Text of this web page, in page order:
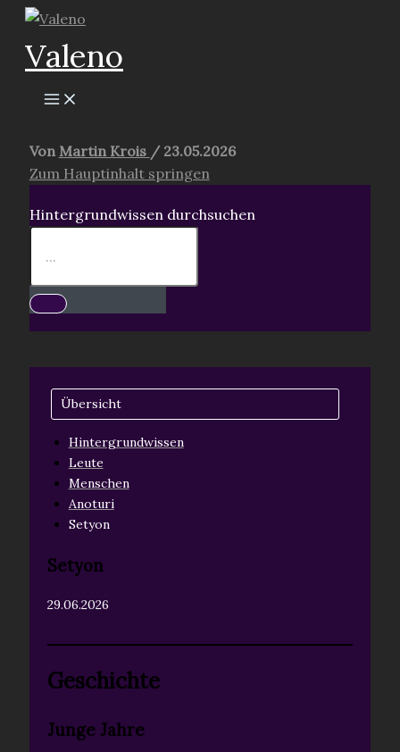
Zum
Inhalt
springen
Valeno
Von Martin Krois / 23.05.2026
Zum Hauptinhalt springen
Hintergrundwissen durchsuchen
Übersicht
Hintergrundwissen
Leute
Menschen
Anoturi
Setyon
Setyon
29.06.2026
Geschichte
Junge Jahre